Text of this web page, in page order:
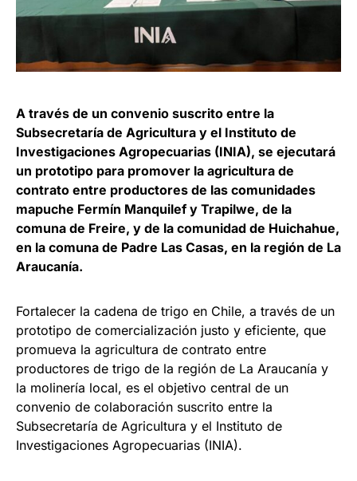
A través de un convenio suscrito entre la
Subsecretaría de Agricultura y el Instituto de
Investigaciones Agropecuarias (INIA), se ejecutará
un prototipo para promover la agricultura de
contrato entre productores de las comunidades
mapuche Fermín Manquilef y Trapilwe, de la
comuna de Freire, y de la comunidad de Huichahue,
en la comuna de Padre Las Casas, en la región de La
Araucanía.
Fortalecer la cadena de trigo en Chile, a través de un
prototipo de comercialización justo y eficiente, que
promueva la agricultura de contrato entre
productores de trigo de la región de La Araucanía y
la molinería local, es el objetivo central de un
convenio de colaboración suscrito entre la
Subsecretaría de Agricultura y el Instituto de
Investigaciones Agropecuarias (INIA).